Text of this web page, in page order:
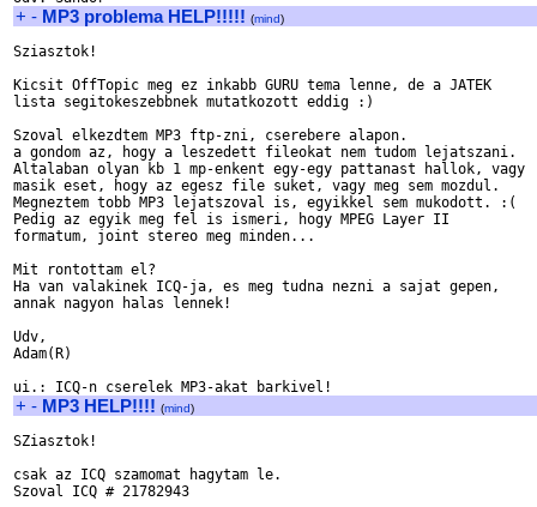
+ - MP3 problema HELP!!!!! (mind)
Sziasztok!
Kicsit OffTopic meg ez inkabb GURU tema lenne, de a JATEK
lista segitokeszebbnek mutatkozott eddig :)
Szoval elkezdtem MP3 ftp-zni, cserebere alapon.
a gondom az, hogy a leszedett fileokat nem tudom lejatszani.
Altalaban olyan kb 1 mp-enkent egy-egy pattanast hallok, vagy
masik eset, hogy az egesz file suket, vagy meg sem mozdul.
Megneztem tobb MP3 lejatszoval is, egyikkel sem mukodott. :(
Pedig az egyik meg fel is ismeri, hogy MPEG Layer II
formatum, joint stereo meg minden...
Mit rontottam el?
Ha van valakinek ICQ-ja, es meg tudna nezni a sajat gepen,
annak nagyon halas lennek!
Udv,
Adam(R)
+ - MP3 HELP!!!! (mind)
SZiasztok!
csak az ICQ szamomat hagytam le.
Szoval ICQ # 21782943